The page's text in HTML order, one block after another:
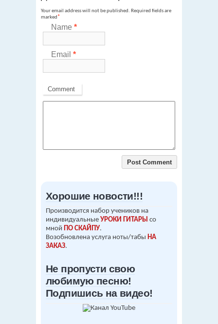
Your email address will not be published . Required fields are
marked *
Name *
Email *
Comment
Хорошие новости!!!
Производится набор учеников на
индивидуальные УРОКИ ГИТАРЫ со
мной
ПО СКАЙПУ.
Возобновлена услуга ноты/табы НА
ЗАКАЗ.
Не пропусти свою
любимую песню!
Подпишись на видео!